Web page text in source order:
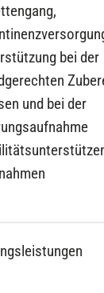
bei der
und bei der